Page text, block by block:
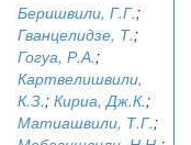
Беришвили, Г.Г.;
Гванцелидзе, Т.;
Гогуа, Р.А.;
Картвелишвили,
К.З.; Кириа, Дж.К.;
Матиашвили, Т.Г.;